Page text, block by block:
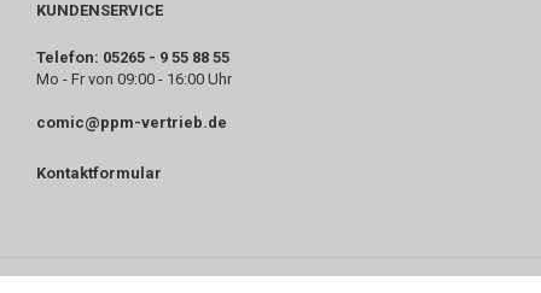
KUNDENSERVICE
Telefon: 05265 - 9 55 88 55
Mo - Fr von 09:00 - 16:00 Uhr
comic@ppm-vertrieb.de
Kontaktformular